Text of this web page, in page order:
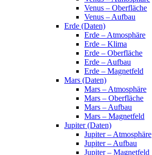
Venus – Oberfläche
Venus – Aufbau
Erde (Daten)
Erde – Atmosphäre
Erde – Klima
Erde – Oberfläche
Erde – Aufbau
Erde – Magnetfeld
Mars (Daten)
Mars – Atmosphäre
Mars – Oberfläche
Mars – Aufbau
Mars – Magnetfeld
Jupiter (Daten)
Jupiter – Atmosphäre
Jupiter – Aufbau
Jupiter – Magnetfeld